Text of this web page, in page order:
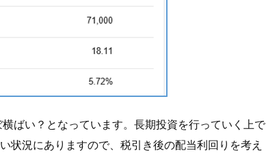
ばい？となっています。長期投資を行っていく上で
状況にありますので、税引き後の配当利回りを考え